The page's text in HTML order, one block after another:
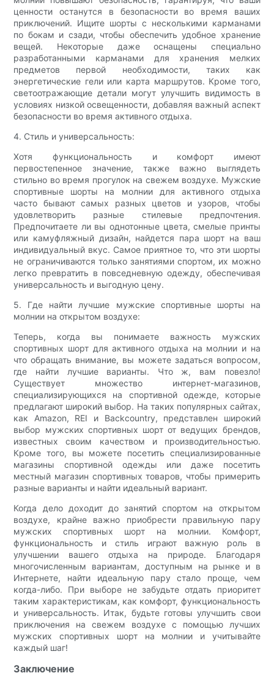
ценности останутся в безопасности во время ваших
приключений. Ищите шорты с несколькими карманами
по бокам и сзади, чтобы обеспечить удобное хранение
вещей. Некоторые даже оснащены специально
разработанными карманами для хранения мелких
предметов первой необходимости, таких как
энергетические гели или карта маршрутов. Кроме того,
светоотражающие детали могут улучшить видимость в
условиях низкой освещенности, добавляя важный аспект
безопасности во время активного отдыха.
4. Стиль и универсальность:
Хотя функциональность и комфорт имеют
первостепенное значение, также важно выглядеть
стильно во время прогулок на свежем воздухе. Мужские
спортивные шорты на молнии для активного отдыха
часто бывают самых разных цветов и узоров, чтобы
удовлетворить разные стилевые предпочтения.
Предпочитаете ли вы однотонные цвета, смелые принты
или камуфляжный дизайн, найдется пара шорт на ваш
индивидуальный вкус. Самое приятное то, что эти шорты
не ограничиваются только занятиями спортом, их можно
легко превратить в повседневную одежду, обеспечивая
универсальность и выгодную цену.
5. Где найти лучшие мужские спортивные шорты на
молнии на открытом воздухе:
Теперь, когда вы понимаете важность мужских
спортивных шорт для активного отдыха на молнии и на
что обращать внимание, вы можете задаться вопросом,
где найти лучшие варианты. Что ж, вам повезло!
Существует множество интернет-магазинов,
специализирующихся на спортивной одежде, которые
предлагают широкий выбор. На таких популярных сайтах,
как Amazon, REI и Backcountry, представлен широкий
выбор мужских спортивных шорт от ведущих брендов,
известных своим качеством и производительностью.
Кроме того, вы можете посетить специализированные
магазины спортивной одежды или даже посетить
местный магазин спортивных товаров, чтобы примерить
разные варианты и найти идеальный вариант.
Когда дело доходит до занятий спортом на открытом
воздухе, крайне важно приобрести правильную пару
мужских спортивных шорт на молнии. Комфорт,
функциональность и стиль играют важную роль в
улучшении вашего отдыха на природе. Благодаря
многочисленным вариантам, доступным на рынке и в
Интернете, найти идеальную пару стало проще, чем
когда-либо. При выборе не забудьте отдать приоритет
таким характеристикам, как комфорт, функциональность
и универсальность. Итак, будьте готовы улучшить свои
приключения на свежем воздухе с помощью лучших
мужских спортивных шорт на молнии и учитывайте
каждый шаг!
Заключение